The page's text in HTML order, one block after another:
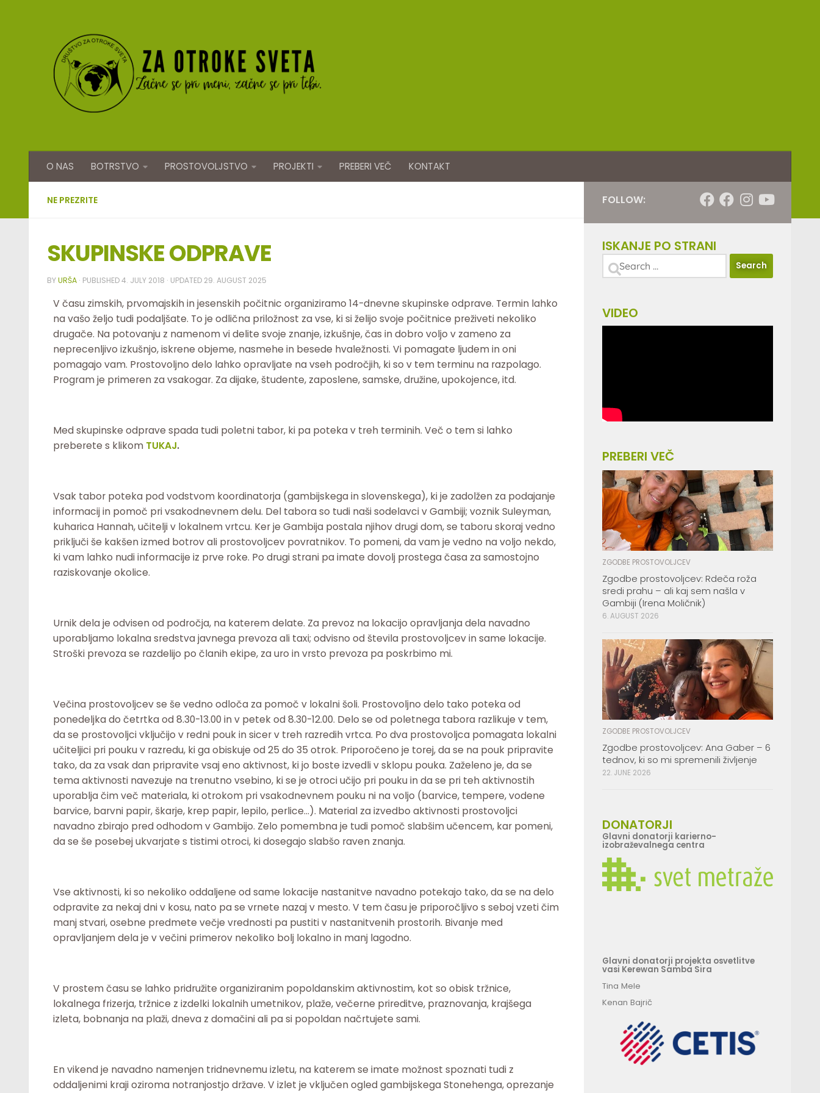
O NAS BOTRSTVO PROSTOVOLJSTVO PROJEKTI PREBERI VEČ KONTAKT
NE PREZRITE
SKUPINSKE ODPRAVE
BYURŠA · PUBLISHED4. JULY 2018 · UPDATED 29. AUGUST 2025
V času zimskih, prvomajskih in jesenskih počitnic organiziramo 14-dnevne skupinske odprave. Termin lahko
na vašo željo tudi podaljšate. To je odlična priložnost za vse, ki si želijo svoje počitnice preživeti nekoliko
drugače. Na potovanju z namenom vi delite svoje znanje, izkušnje, čas in dobro voljo v zameno za
neprecenljivo izkušnjo, iskrene objeme, nasmehe in besede hvaležnosti. Vi pomagate ljudem in oni
pomagajo vam. Prostovoljno delo lahko opravljate na vseh področjih, ki so v tem terminu na razpolago.
Program je primeren za vsakogar. Za dijake, študente, zaposlene, samske, družine, upokojence, itd.
Med skupinske odprave spada tudi poletni tabor, ki pa poteka v treh terminih. Več o tem si lahko
preberete s klikom TUKAJ.
Vsak tabor poteka pod vodstvom koordinatorja (gambijskega in slovenskega), ki je zadolžen za podajanje
informacij in pomoč pri vsakodnevnem delu. Del tabora so tudi naši sodelavci v Gambiji; voznik Suleyman,
kuharica Hannah, učitelji v lokalnem vrtcu. Ker je Gambija postala njihov drugi dom, se taboru skoraj vedno
priključi še kakšen izmed botrov ali prostovoljcev povratnikov. To pomeni, da vam je vedno na voljo nekdo,
ki vam lahko nudi informacije iz prve roke. Po drugi strani pa imate dovolj prostega časa za samostojno
raziskovanje okolice.
Urnik dela je odvisen od področja, na katerem delate. Za prevoz na lokacijo opravljanja dela navadno
uporabljamo lokalna sredstva javnega prevoza ali taxi; odvisno od števila prostovoljcev in same lokacije.
Stroški prevoza se razdelijo po članih ekipe, za uro in vrsto prevoza pa poskrbimo mi.
Večina prostovoljcev se še vedno odloča za pomoč v lokalni šoli. Prostovoljno delo tako poteka od
ponedeljka do četrtka od 8.30-13.00 in v petek od 8.30-12.00. Delo se od poletnega tabora razlikuje v tem,
da se prostovoljci vključijo v redni pouk in sicer v treh razredih vrtca. Po dva prostovoljca pomagata lokalni
učiteljici pri pouku v razredu, ki ga obiskuje od 25 do 35 otrok. Priporočeno je torej, da se na pouk pripravite
tako, da za vsak dan pripravite vsaj eno aktivnost, ki jo boste izvedli v sklopu pouka. Zaželeno je, da se
tema aktivnosti navezuje na trenutno vsebino, ki se je otroci učijo pri pouku in da se pri teh aktivnostih
uporablja čim več materiala, ki otrokom pri vsakodnevnem pouku ni na voljo (barvice, tempere, vodene
barvice, barvni papir, škarje, krep papir, lepilo, perlice…). Material za izvedbo aktivnosti prostovoljci
navadno zbirajo pred odhodom v Gambijo. Zelo pomembna je tudi pomoč slabšim učencem, kar pomeni,
da se še posebej ukvarjate s tistimi otroci, ki dosegajo slabšo raven znanja.
Vse aktivnosti, ki so nekoliko oddaljene od same lokacije nastanitve navadno potekajo tako, da se na delo
odpravite za nekaj dni v kosu, nato pa se vrnete nazaj v mesto. V tem času je priporočljivo s seboj vzeti čim
manj stvari, osebne predmete večje vrednosti pa pustiti v nastanitvenih prostorih. Bivanje med
opravljanjem dela je v večini primerov nekoliko bolj lokalno in manj lagodno.
V prostem času se lahko pridružite organiziranim popoldanskim aktivnostim, kot so obisk tržnice,
lokalnega frizerja, tržnice z izdelki lokalnih umetnikov, plaže, večerne prireditve, praznovanja, krajšega
izleta, bobnanja na plaži, dneva z domačini ali pa si popoldan načrtujete sami.
En vikend je navadno namenjen tridnevnemu izletu, na katerem se imate možnost spoznati tudi z
oddaljenimi kraji oziroma notranjostjo države. V izlet je vključen ogled gambijskega Stonehenga, oprezanje
FOLLOW:
ISKANJE PO STRANI
VIDEO
PREBERI VEČ
ZGODBE PROSTOVOLJCEV
Zgodbe prostovoljcev: Rdeča roža
sredi prahu – ali kaj sem našla v
Gambiji (Irena Moličnik)
6. AUGUST 2026
ZGODBE PROSTOVOLJCEV
Zgodbe prostovoljcev: Ana Gaber – 6
tednov, ki so mi spremenili življenje
22. JUNE 2026
DONATORJI
Glavni donatorji karierno-
izobraževalnega centra
Glavni donatorji projekta osvetlitve
vasi Kerewan Samba Sira
Tina Mele
Kenan Bajrič